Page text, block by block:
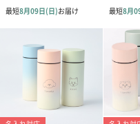
から強さと温かみがあります
・優れた吸水性と安全性が
ンドマークとロゴは、日本
準に合格した物に付与されま
#祖父 #祖母 #母親
#女友達